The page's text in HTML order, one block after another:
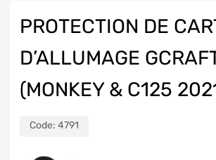
PROTECTION DE
D’ALLUMAGE
(MONKEY & C125
Code: 4791